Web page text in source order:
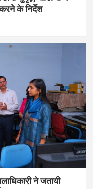
करने के निर्देश
ने जतायी